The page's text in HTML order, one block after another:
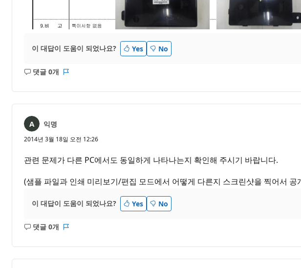
이 대답이 도움이 되었나요? Yes No
댓글 0개
설
음
익명
2014년 3월 18일 오전 12:26
관련 문제가 다른 PC에서도 동일하게 나타나는지 확인해 주시기 바랍니다.
(샘플 파일과 인쇄 미리보기/편집 모드에서 어떻게 다른지 스크린샷을 찍어서
이 대답이 도움이 되었나요? Yes No
댓글 0개
설
음